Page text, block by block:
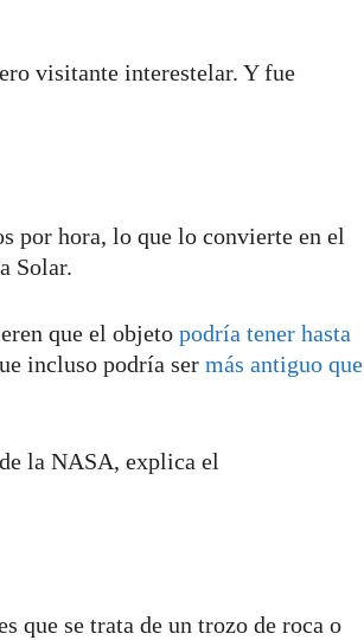
visitante interestelar. Y fue
por hora, lo que lo convierte en el
Solar.
que el objeto podría tener hasta
incluso podría ser más antiguo que
la NASA, explica el
que se trata de un trozo de roca o